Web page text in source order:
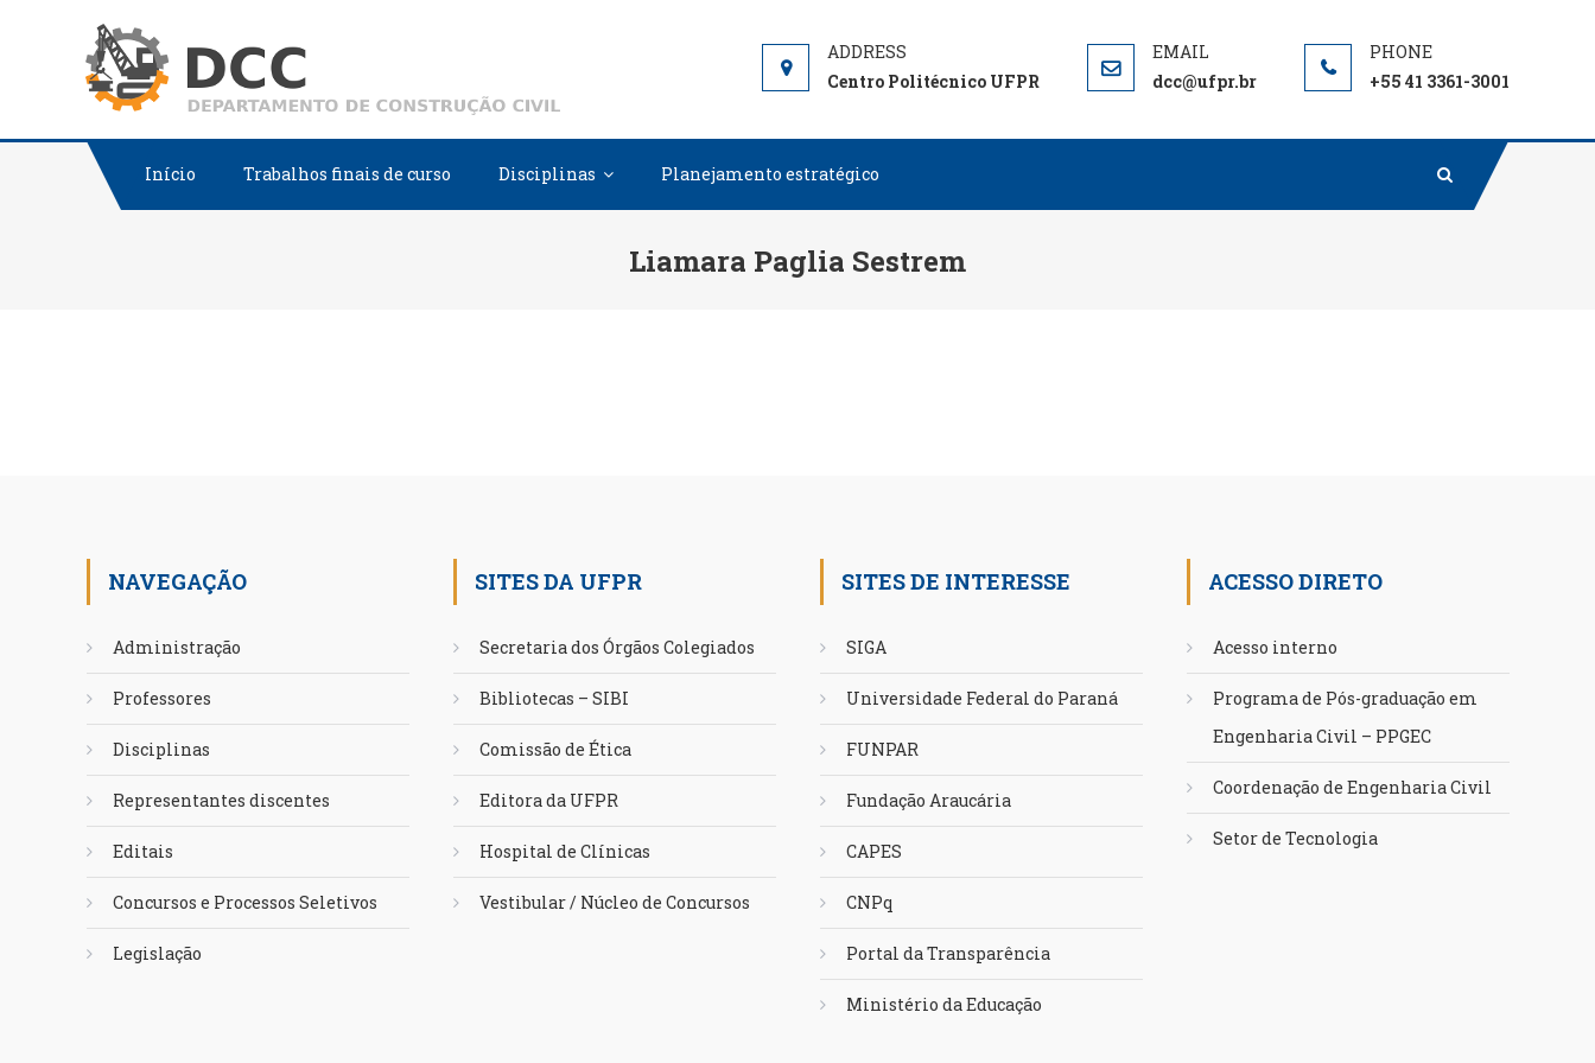
Departamento de Construção Civil
Centro Politécnico UFPR
dcc@ufpr.br +55 41 3361-3001
Início Trabalhos finais de curso Disciplinas Planejamento estratégico
Liamara Paglia Sestrem
NAVEGAÇÃO
Administração
Professores
Disciplinas
Representantes discentes
Editais
Concursos e Processos Seletivos
Legislação
SITES DA UFPR
Secretaria dos Órgãos Colegiados
Bibliotecas – SIBI
Comissão de Ética
Editora da UFPR
Hospital de Clínicas
Vestibular / Núcleo de Concursos
SITES DE INTERESSE
SIGA
Universidade Federal do Paraná
FUNPAR
Fundação Araucária
CAPES
CNPq
Portal da Transparência
Ministério da Educação
ACESSO DIRETO
Acesso interno
Programa de Pós-graduação em
Engenharia Civil – PPGEC
Coordenação de Engenharia Civil
Setor de Tecnologia